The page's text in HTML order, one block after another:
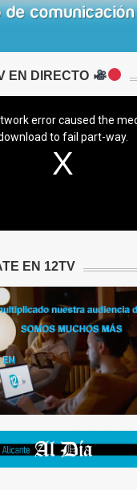
EN DIRECTO
error caused the
to fail part-way.
EN 12TV